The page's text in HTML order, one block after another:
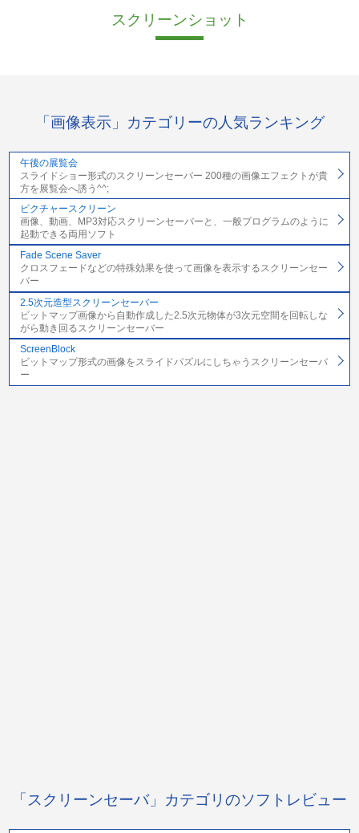
スクリーンショット
「画像表示」カテゴリーの人気ランキング
午後の展覧会
スライドショー形式のスクリーンセーバー 200種の画像エフェクトが貴
方を展覧会へ誘う^^;
ピクチャースクリーン
画像、動画、MP3対応スクリーンセーバーと、一般プログラムのように
起動できる両用ソフト
Fade Scene Saver
クロスフェードなどの特殊効果を使って画像を表示するスクリーンセー
バー
2.5次元造型スクリーンセーバー
ビットマップ画像から自動作成した2.5次元物体が3次元空間を回転しな
がら動き回るスクリーンセーバー
ScreenBlock
ビットマップ形式の画像をスライドパズルにしちゃうスクリーンセーバ
ー
「スクリーンセーバ」カテゴリのソフトレビュー